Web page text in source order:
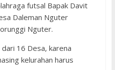
futsal Bapak Davit
Daleman Nguter
Nguter.
16 Desa, karena
kelurahan harus